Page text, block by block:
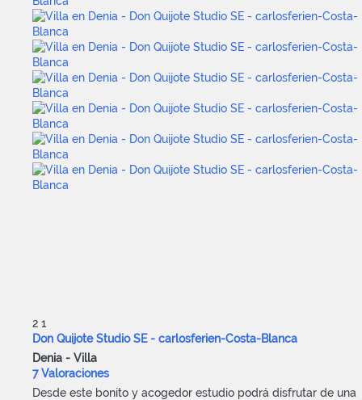
2 1
Don Quijote Studio SE - carlosferien-Costa-Blanca
Denia - Villa
7 Valoraciones
Desde este bonito y acogedor estudio podrá disfrutar de una